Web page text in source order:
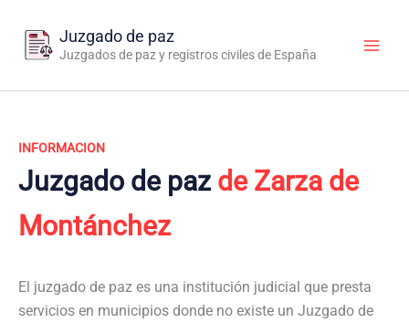
contenido
Juzgado de paz
Juzgados de paz y registros civiles de España
INFORMACION
Juzgado de paz de Zarza de
Montánchez
El juzgado de paz es una institución judicial que presta
servicios en municipios donde no existe un Juzgado de